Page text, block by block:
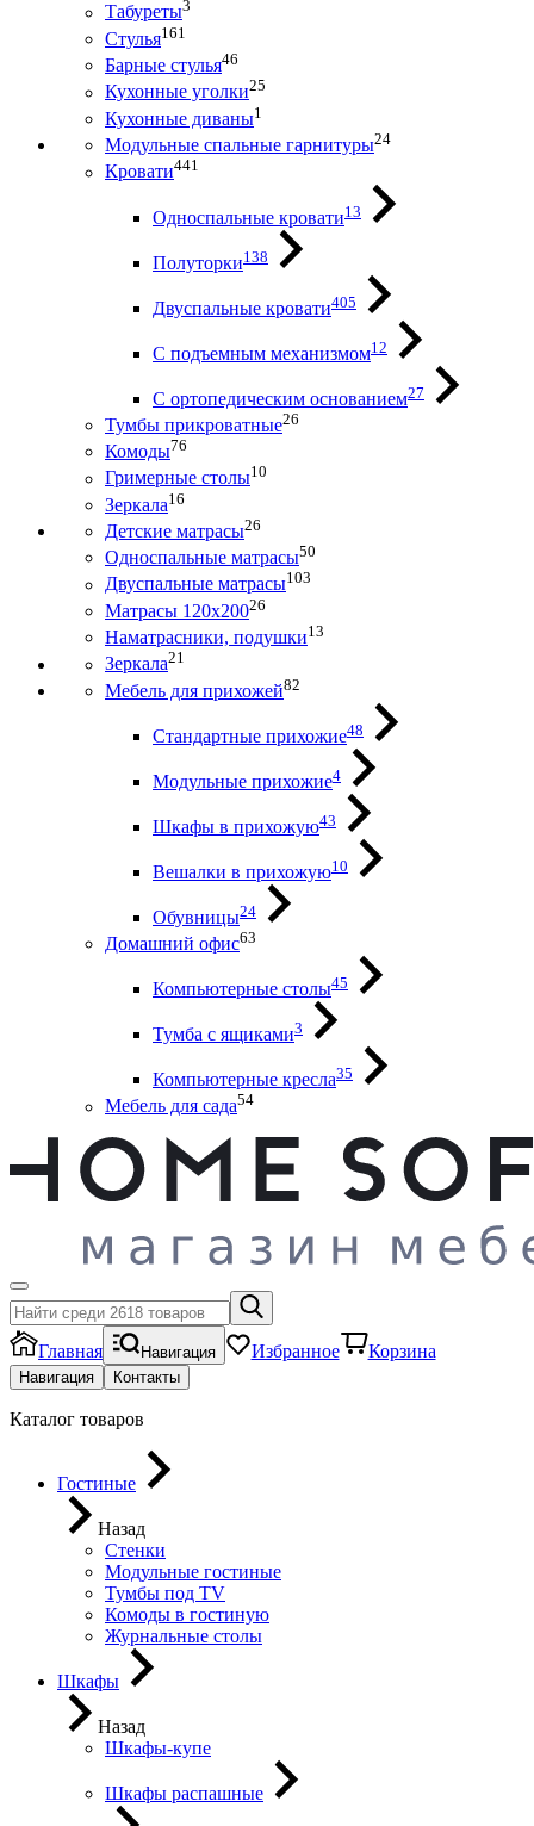
Табуреты3
Стулья161
Барные стулья46
Кухонные уголки25
Кухонные диваны1
Модульные спальные гарнитуры24
Кровати441
Односпальные кровати13
Полуторки138
Двуспальные кровати405
С подъемным механизмом12
С ортопедическим основанием27
Тумбы прикроватные26
Комоды76
Гримерные столы10
Зеркала16
Детские матрасы26
Односпальные матрасы50
Двуспальные матрасы103
Матрасы 120х20026
Наматрасники, подушки13
Зеркала21
Мебель для прихожей82
Стандартные прихожие48
Модульные прихожие4
Шкафы в прихожую43
Вешалки в прихожую10
Обувницы24
Домашний офис63
Компьютерные столы45
Тумба с ящиками3
Компьютерные кресла35
Мебель для сада54
Главная Навигация Избранное Корзина
Навигация Контакты
Каталог товаров
Гостиные
Назад
Стенки
Модульные гостиные
Тумбы под ТV
Комоды в гостиную
Журнальные столы
Шкафы
Назад
Шкафы-купе
Шкафы распашные